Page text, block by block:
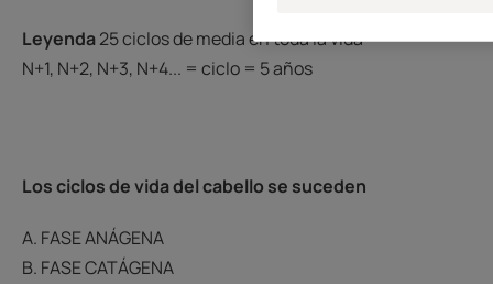
Leyenda25 ciclos de media en toda la vida
N+1, N+2, N+3, N+4... = ciclo = 5 años
Los ciclos de vida del cabello se suceden
A. FASE ANÁGENA
B. FASE CATÁGENA